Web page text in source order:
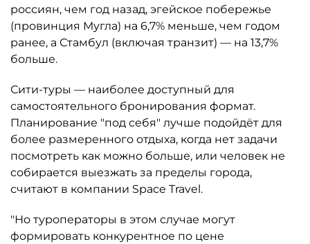
россиян, чем год назад, эгейское побережье
(провинция Мугла) на 6,7% меньше, чем годом
ранее, а Стамбул (включая транзит) — на 13,7%
больше.
Сити-туры — наиболее доступный для
самостоятельного бронирования формат.
Планирование "под себя" лучше подойдёт для
более размеренного отдыха, когда нет задачи
посмотреть как можно больше, или человек не
собирается выезжать за пределы города,
считают в компании Space Travel.
"Но туроператоры в этом случае могут
формировать конкурентное по цене